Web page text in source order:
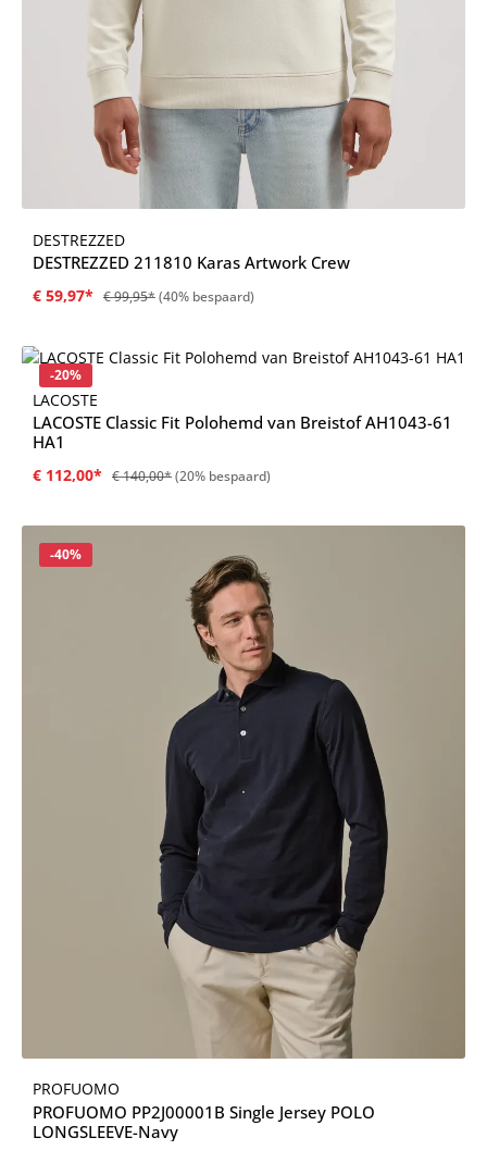
DESTREZZED
DESTREZZED 211810 Karas Artwork Crew
€ 59,97* € 99,95*(40% bespaard)
Korting
-20%
LACOSTE
LACOSTE Classic Fit Polohemd van Breistof AH1043-61
HA1
€ 112,00* € 140,00*(20% bespaard)
Korting
-40%
PROFUOMO
PROFUOMO PP2J00001B Single Jersey POLO
LONGSLEEVE-Navy